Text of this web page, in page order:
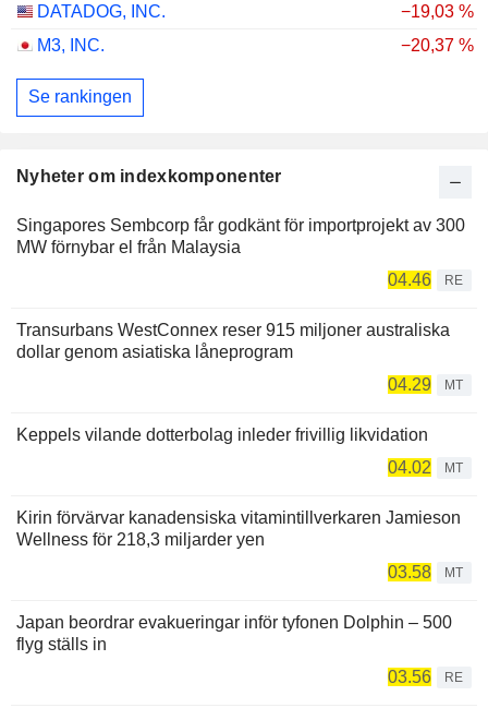
Nyheter om indexkomponenter
Singapores Sembcorp får godkänt för importprojekt av 300
MW förnybar el från Malaysia
04.46
RE
Transurbans WestConnex reser 915 miljoner australiska
dollar genom asiatiska låneprogram
04.29
MT
Keppels vilande dotterbolag inleder frivillig likvidation
04.02
MT
Kirin förvärvar kanadensiska vitamintillverkaren Jamieson
Wellness för 218,3 miljarder yen
03.58
MT
Japan beordrar evakueringar inför tyfonen Dolphin – 500
flyg ställs in
03.56
RE
DATADOG, INC.
−19,03 %
M3, INC.
−20,37 %
Se rankingen